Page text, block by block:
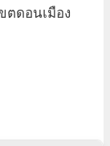
ตดอนเมือง